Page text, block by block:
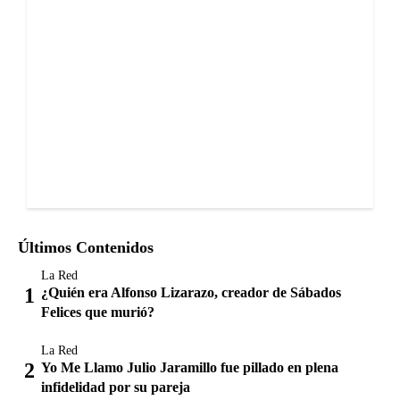
Últimos Contenidos
La Red
¿Quién era Alfonso Lizarazo, creador de Sábados
Felices que murió?
La Red
Yo Me Llamo Julio Jaramillo fue pillado en plena
infidelidad por su pareja